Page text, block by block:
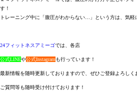
す！
トレーニング中に「腹圧がわからない…」という方は、気軽
24フィットネスアミーゴでは、各店
公式LINEや公式Instagram も行っています！
最新情報を随時更新しておりますので、ぜひご登録よろしく
ご質問等も随時受け付けております！